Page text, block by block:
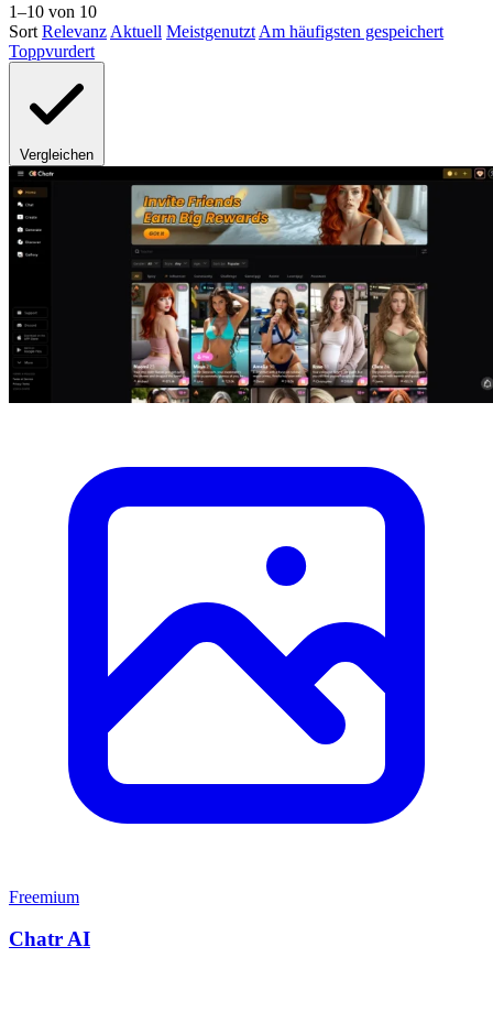
1–10 von 10
Sort Relevanz Aktuell Meistgenutzt Am häufigsten gespeichert
Toppvurdert
Vergleichen
Freemium
Chatr AI